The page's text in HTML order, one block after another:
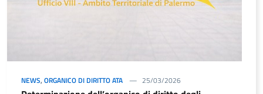
NEWS, ORGANICO DI DIRITTO ATA 25/03/2026